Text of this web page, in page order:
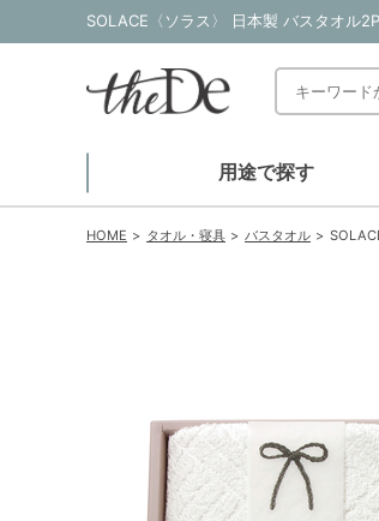
SOLACE〈ソラス〉 日本製 バスタオル
用途で探す
HOME タオル・寝具 バスタオル